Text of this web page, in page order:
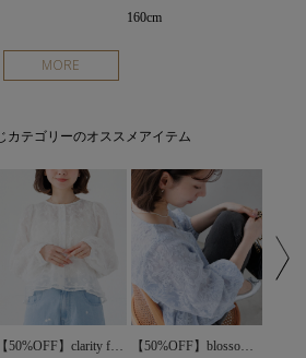
160cm
MORE
カテゴリーのオススメアイテム
【50%OFF】clarity flower blouse～ｸﾗﾘﾃｨﾌﾗﾜｰﾌﾞﾗｳｽ 【50%OFF】blossom sheer top～ﾌﾞﾛｯｻﾑｼｱｰﾄｯﾌﾟ